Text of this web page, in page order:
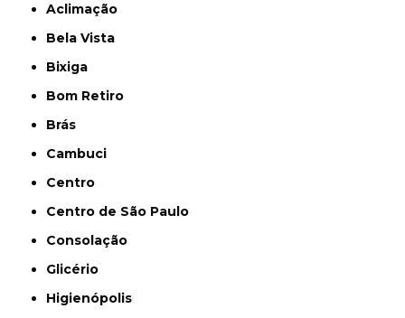
Aclimação
Bela Vista
Bixiga
Bom Retiro
Brás
Cambuci
Centro
Centro de São Paulo
Consolação
Glicério
Higienópolis